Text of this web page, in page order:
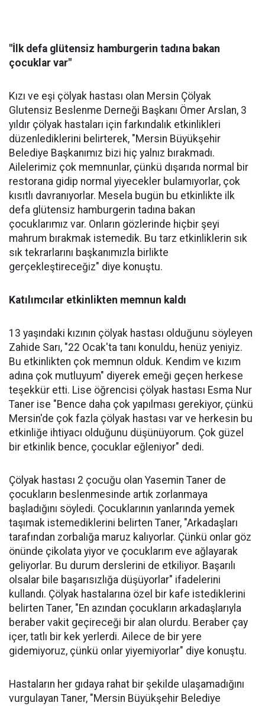
"İlk defa glütensiz hamburgerin tadına bakan
çocuklar var"
Kızı ve eşi çölyak hastası olan Mersin Çölyak
Glutensiz Beslenme Derneği Başkanı Ömer Arslan, 3
yıldır çölyak hastaları için farkındalık etkinlikleri
düzenlediklerini belirterek, "Mersin Büyükşehir
Belediye Başkanımız bizi hiç yalnız bırakmadı.
Ailelerimiz çok memnunlar, çünkü dışarıda normal bir
restorana gidip normal yiyecekler bulamıyorlar, çok
kısıtlı davranıyorlar. Mesela bugün bu etkinlikte ilk
defa glütensiz hamburgerin tadına bakan
çocuklarımız var. Onların gözlerinde hiçbir şeyi
mahrum bırakmak istemedik. Bu tarz etkinliklerin sık
sık tekrarlarını başkanımızla birlikte
gerçekleştireceğiz" diye konuştu.
Katılımcılar etkinlikten memnun kaldı
13 yaşındaki kızının çölyak hastası olduğunu söyleyen
Zahide Sarı, "22 Ocak'ta tanı konuldu, henüz yeniyiz.
Bu etkinlikten çok memnun olduk. Kendim ve kızım
adına çok mutluyum" diyerek emeği geçen herkese
teşekkür etti. Lise öğrencisi çölyak hastası Esma Nur
Taner ise "Bence daha çok yapılması gerekiyor, çünkü
Mersin'de çok fazla çölyak hastası var ve herkesin bu
etkinliğe ihtiyacı olduğunu düşünüyorum. Çok güzel
bir etkinlik bence, çocuklar eğleniyor" dedi.
Çölyak hastası 2 çocuğu olan Yasemin Taner de
çocukların beslenmesinde artık zorlanmaya
başladığını söyledi. Çocuklarının yanlarında yemek
taşımak istemediklerini belirten Taner, "Arkadaşları
tarafından zorbalığa maruz kalıyorlar. Çünkü onlar göz
önünde çikolata yiyor ve çocuklarım eve ağlayarak
geliyorlar. Bu durum derslerini de etkiliyor. Başarılı
olsalar bile başarısızlığa düşüyorlar" ifadelerini
kullandı. Çölyak hastalarına özel bir kafe istediklerini
belirten Taner, "En azından çocukların arkadaşlarıyla
beraber vakit geçireceği bir alan olurdu. Beraber çay
içer, tatlı bir kek yerlerdi. Ailece de bir yere
gidemiyoruz, çünkü onlar yiyemiyorlar" diye konuştu.
Hastaların her gıdaya rahat bir şekilde ulaşamadığını
vurgulayan Taner, "Mersin Büyükşehir Belediye